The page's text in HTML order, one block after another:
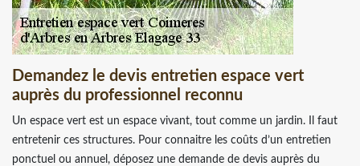
Demandez le devis entretien espace vert
auprès du professionnel reconnu
Un espace vert est un espace vivant, tout comme un jardin. Il faut
entretenir ces structures. Pour connaitre les coûts d’un entretien
ponctuel ou annuel, déposez une demande de devis auprès du